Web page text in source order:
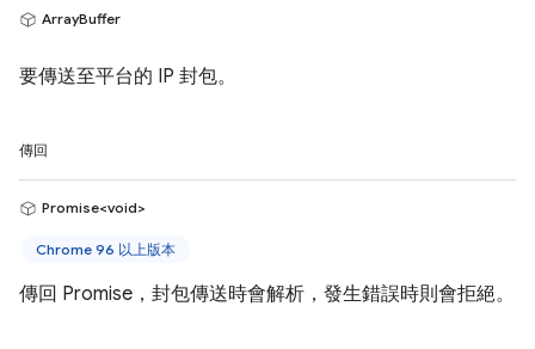
ArrayBuffer
要傳送至平台的 IP 封包。
傳回
Promise<void>
Chrome 96 以上版本
傳回 Promise，封包傳送時會解析，發生錯誤時則會拒絕。